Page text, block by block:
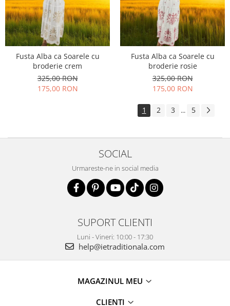
Fusta Alba ca Soarele cu
broderie crem
325,00 RON
175,00 RON
Fusta Alba ca Soarele cu
broderie rosie
325,00 RON
175,00 RON
1 2 3 ... 5
SOCIAL
Urmareste-ne in social media
SUPORT CLIENTI
Luni - Vineri: 10:00 - 17:30
help@ietraditionala.com
MAGAZINUL MEU
CLIENTI